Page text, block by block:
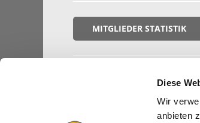
Diese
Wir
anbieten
MITGLIEDER STATISTIK